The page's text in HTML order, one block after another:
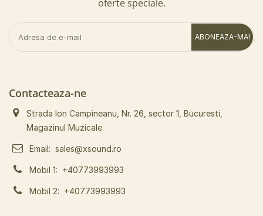
oferte speciale.
ABONEAZA-MA!
Contacteaza-ne
Strada Ion Campineanu, Nr. 26, sector 1, Bucuresti,
Magazinul Muzicale
Email: sales@xsound.ro
Mobil 1: +40773993993
Mobil 2: +40773993993